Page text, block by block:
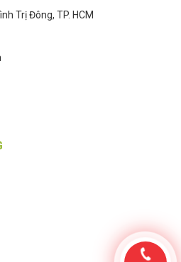
Trị Đông, TP. HCM